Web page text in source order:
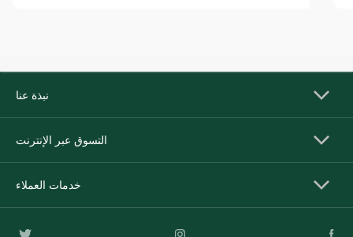
نبذة عنا
التسوق عبر الإنترنت
خدمات العملاء